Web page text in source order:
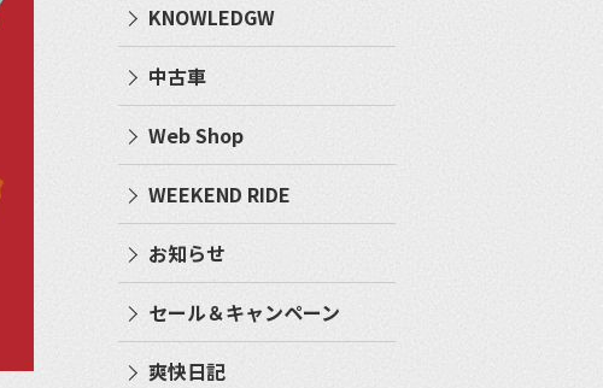
KNOWLEDGW
中古車
Web Shop
WEEKEND RIDE
お知らせ
セール＆キャンペーン
爽快日記